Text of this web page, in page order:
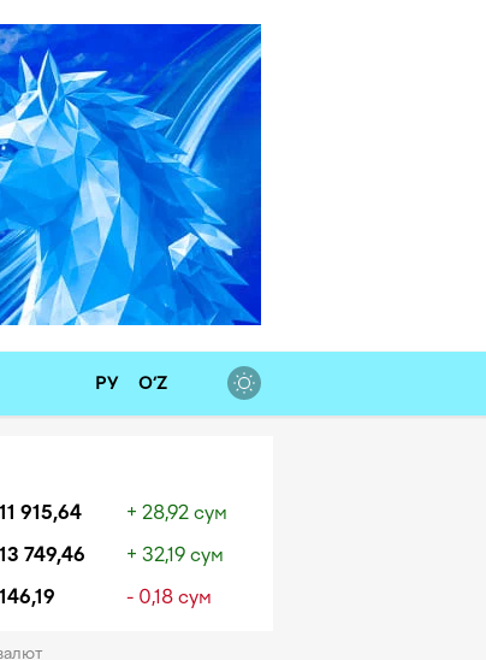
РУ O‘Z
11 915,64
+ 28,92 сум
13 749,46
+ 32,19 сум
146,19 - 0,18 сум